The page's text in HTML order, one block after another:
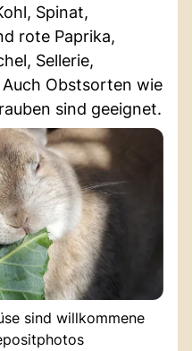
Spinat,
rote Paprika,
Sellerie,
Obstsorten wie
sind geeignet.
sind willkommene